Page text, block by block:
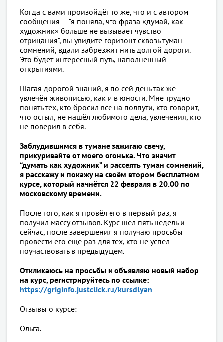
Когда с вами произойдёт то же, что и с автором
сообщения — “я поняла, что фраза «думай, как
художник» больше не вызывает чувство
отрицания”, вы увидите горизонт сквозь туман
сомнений, вдали забрезжит нить долгой дороги.
Это будет интересный путь, наполненный
открытиями.
Шагая дорогой знаний, я по сей день так же
увлечён живописью, как и в юности. Мне трудно
понять тех, кто бросил всё на полпути, кто говорит,
что остыл, не нашёл любимого дела, увлечения, кто
не поверил в себя.
Заблудившимся в тумане зажигаю свечу,
прикуривайте от моего огонька. Что значит
“думать как художник” и рассеять туман сомнений,
я расскажу и покажу на своём втором бесплатном
курсе, который начнётся 22 февраля в 20.00 по
московскому времени.
После того, как я провёл его в первый раз, я
получил массу отзывов. Курс шёл пять недель и
сейчас, после завершения я получаю просьбы
провести его ещё раз для тех, кто не успел
поучаствовать в предыдущем.
Откликаюсь на просьбы и объявляю новый набор
на курс, регистрируйтесь по ссылке:
https://griginfo.justclick.ru/kursdlyan
Отзывы о курсе:
Ольга.